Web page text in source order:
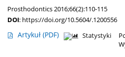
Prosthodontics 2016;66(2):110-115
DOI: https://doi.org/10.5604/.1200556
Artykuł (PDF) Statystyki